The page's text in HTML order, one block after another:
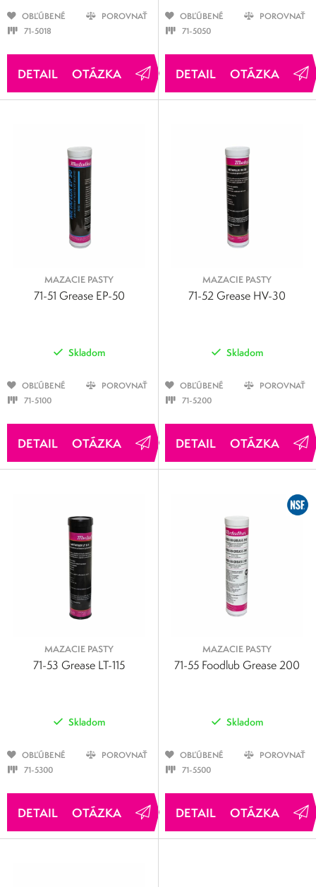
OBĽÚBENÉ
POROVNAŤ
71-5018
OTÁZKA
OBĽÚBENÉ
POROVNAŤ
71-5050
OTÁZKA
MAZACIE PASTY
71-51 Grease EP-50
Skladom
OBĽÚBENÉ
POROVNAŤ
71-5100
OTÁZKA
MAZACIE PASTY
71-52 Grease HV-30
Skladom
OBĽÚBENÉ
POROVNAŤ
71-5200
OTÁZKA
MAZACIE PASTY
71-53 Grease LT-115
Skladom
OBĽÚBENÉ
POROVNAŤ
71-5300
OTÁZKA
MAZACIE PASTY
71-55 Foodlub Grease 200
Skladom
OBĽÚBENÉ
POROVNAŤ
71-5500
OTÁZKA